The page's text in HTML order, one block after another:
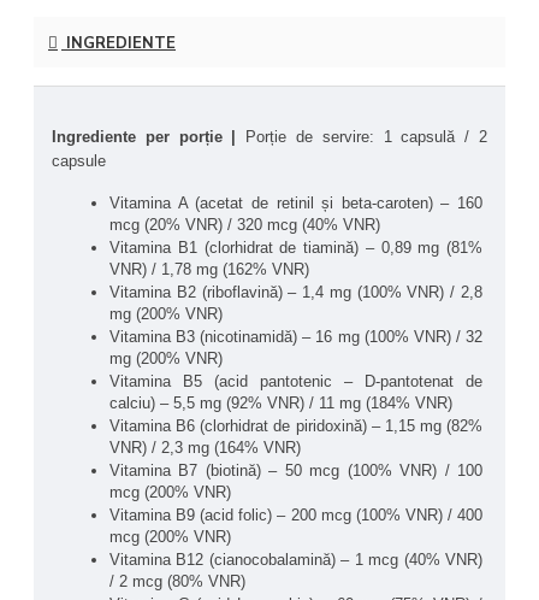
nutrițională ca soluții pentru completarea aportului de
vitamine și minerale, concepută pentru utilizare zilnică de
către persoane active. Formula include vitamine din complexul
B, vitaminele A, C, D și E, precum și minerale esențiale
precum zinc, magneziu, calciu, fier, seleniu, iod și crom, în
forme atent selecționate.
Produsul este destinat completării regimului alimentar și poate
fi integrat cu ușurință în rutina de zi cu zi, fiind adaptat atât
pentru femei, cât și pentru bărbați.
Beneficiile principale ale produsului Vitabolic Daily Sport
Multivitamine:
Suport pentru aportul zilnic de micronutrienți:
Formula conține un spectru echilibrat de vitamine și
minerale esențiale, necesare funcționării normale a
organismului în contextul unui stil de viață activ.
Metabolism energetic:
Vitaminele din complexul B
(B1, B2, B3, B5, B6, B12), alături de fier și magneziu,
sunt implicate în procesele metabolice asociate
producerii de energie și utilizării nutrienților.
INGREDIENTE
Ingrediente per porție | Porție de servire: 1 capsulă / 2
capsule
Vitamina A (acetat de retinil și beta-caroten) – 160
mcg (20% VNR) / 320 mcg (40% VNR)
Vitamina B1 (clorhidrat de tiamină) – 0,89 mg (81%
VNR) / 1,78 mg (162% VNR)
Vitamina B2 (riboflavină) – 1,4 mg (100% VNR) / 2,8
mg (200% VNR)
Vitamina B3 (nicotinamidă) – 16 mg (100% VNR) / 32
mg (200% VNR)
Vitamina B5 (acid pantotenic – D-pantotenat de
calciu) – 5,5 mg (92% VNR) / 11 mg (184% VNR)
Vitamina B6 (clorhidrat de piridoxină) – 1,15 mg (82%
VNR) / 2,3 mg (164% VNR)
Vitamina B7 (biotină) – 50 mcg (100% VNR) / 100
mcg (200% VNR)
Vitamina B9 (acid folic) – 200 mcg (100% VNR) / 400
mcg (200% VNR)
Vitamina B12 (cianocobalamină) – 1 mcg (40% VNR)
/ 2 mcg (80% VNR)